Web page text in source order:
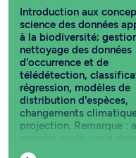
Introduction aux
science des données
à la biodiversité;
nettoyage des données
d'occurrence et de
télédétection,
régression, modèles de
distribution d'espèces,
changements
projection. Remarque :
premier cycle, vous
inscrire au cours BIO